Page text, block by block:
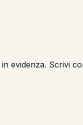
evidenza. Scrivi